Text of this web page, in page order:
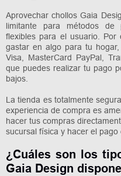
Aprovechar chollos Gaia
limitante para métodos de
flexibles para el usuario.
gastar en algo para tu
Visa, MasterCard PayPal,
que puedes realizar tu pago
bajos.
La tienda es totalmente
experiencia de compra es
hacer tus compras
sucursal física y hacer el pago
¿Cuáles son los
Gaia Design